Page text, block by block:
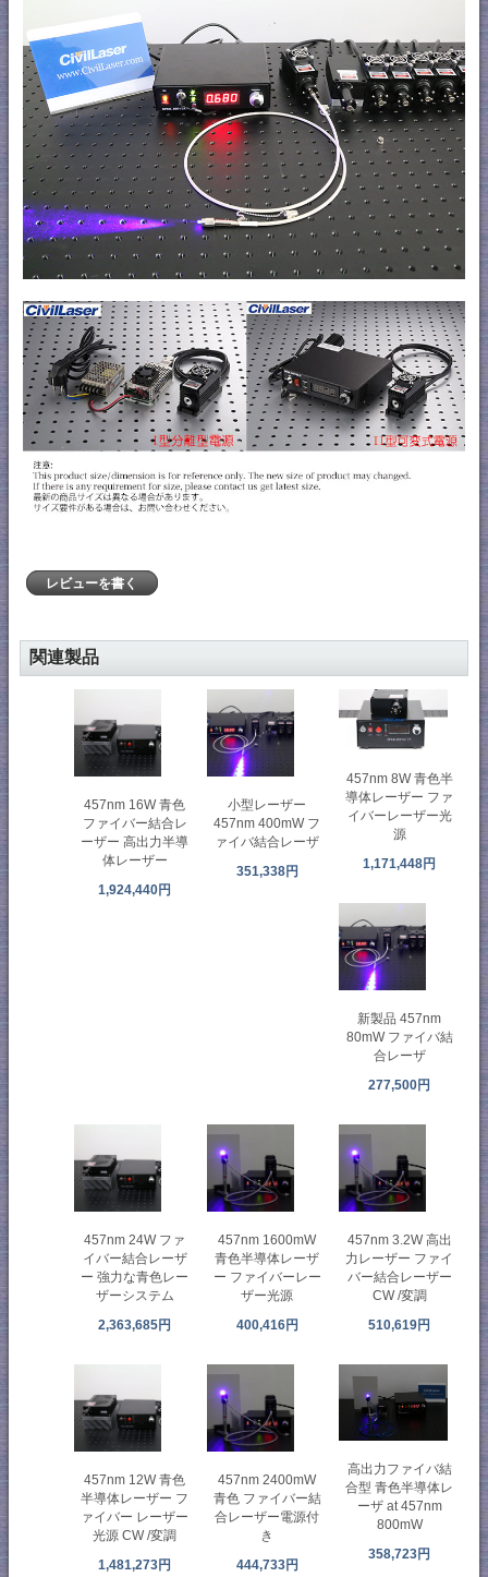
レビューを書く
関連製品
457nm 16W 青色
ファイバー結合レ
ーザー 高出力半導
体レーザー
1,924,440円
小型レーザー
457nm 400mW フ
ァイバ結合レーザ
351,338円
457nm 8W 青色半
導体レーザー ファ
イバーレーザー光
源
1,171,448円
新製品 457nm
80mW ファイバ結
合レーザ
277,500円
457nm 24W ファ
イバー結合レーザ
ー 強力な青色レー
ザーシステム
2,363,685円
457nm 1600mW
青色半導体レーザ
ー ファイバーレー
ザー光源
400,416円
457nm 3.2W 高出
力レーザー ファイ
バー結合レーザー
CW /変調
510,619円
457nm 12W 青色
半導体レーザー フ
ァイバー レーザー
光源 CW /変調
1,481,273円
457nm 2400mW
青色 ファイバー結
合レーザー電源付
き
444,733円
高出力ファイバ結
合型 青色半導体レ
ーザ at 457nm
800mW
358,723円